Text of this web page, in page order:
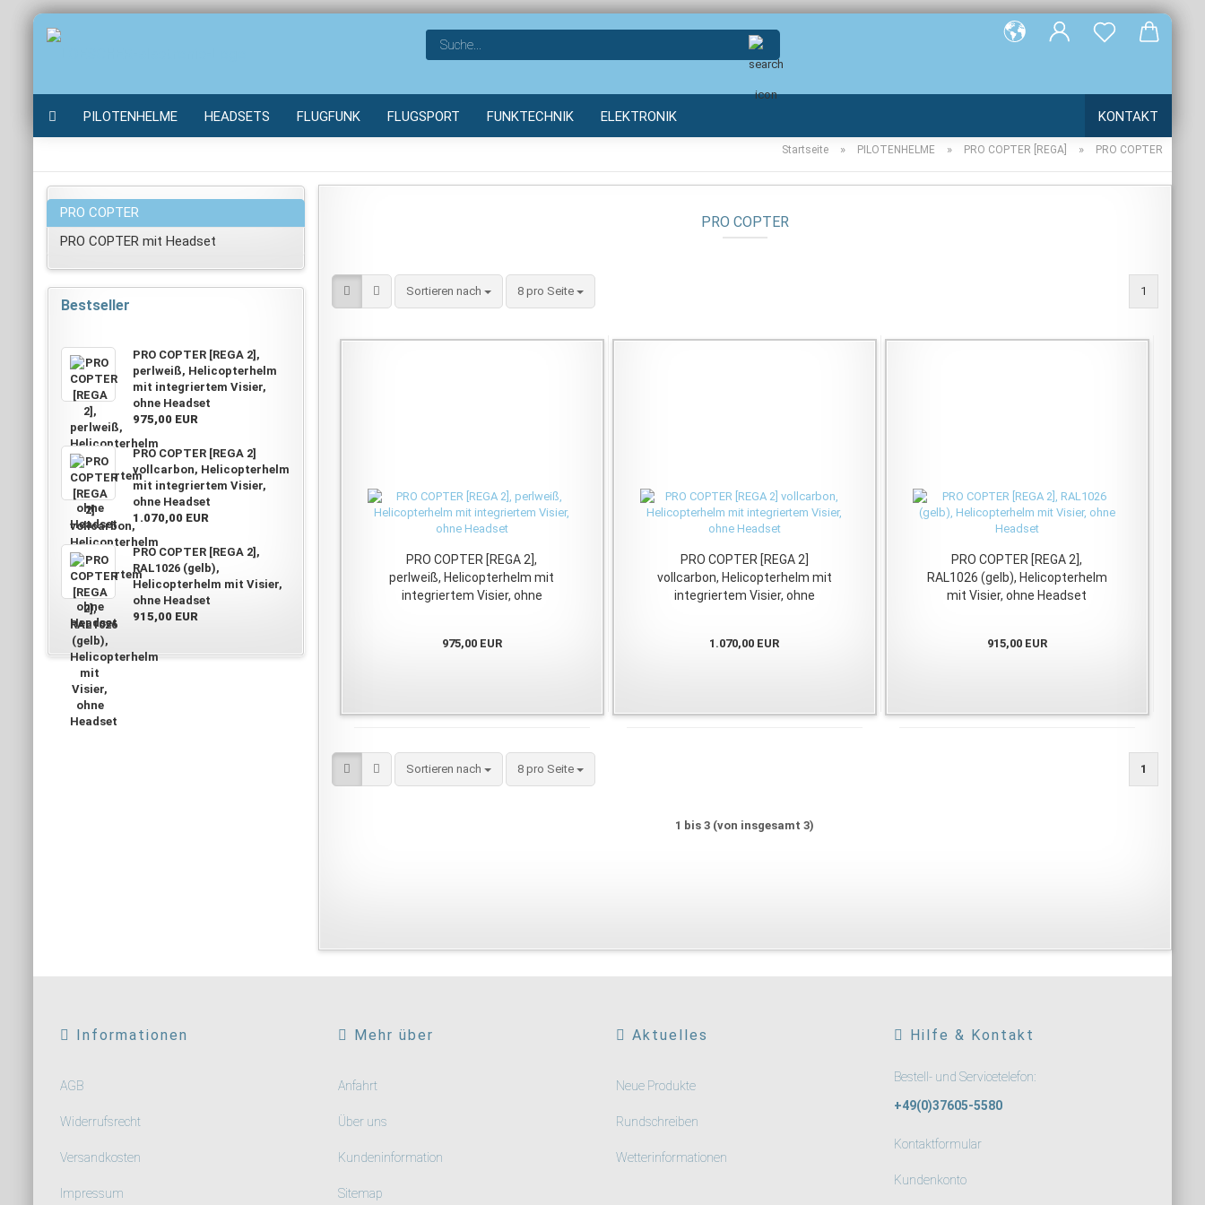
Suche...
PILOTENHELME HEADSETS FLUGFUNK FLUGSPORT FUNKTECHNIK ELEKTRONIK KONTAKT
Startseite » PILOTENHELME » PRO COPTER [REGA] » PRO COPTER
PRO COPTER
Sortieren nach
Sortieren nach 8 pro Seite
pro Seite 1
PRO COPTER [REGA 2],
perlweiß, Helicopterhelm mit
integriertem Visier, ohne
975,00 EUR
PRO COPTER [REGA 2]
vollcarbon, Helicopterhelm mit
integriertem Visier, ohne
1.070,00 EUR
PRO COPTER [REGA 2],
RAL1026 (gelb), Helicopterhelm
mit Visier, ohne Headset
915,00 EUR
Sortieren nach
Sortieren nach 8 pro Seite
pro Seite 1
1 bis3 (von insgesamt3)
PRO COPTER
PRO COPTER mit Headset
Bestseller
PRO COPTER [REGA 2],
perlweiß, Helicopterhelm
mit integriertem Visier,
ohne Headset
975,00 EUR
PRO COPTER [REGA 2]
vollcarbon, Helicopterhelm
mit integriertem Visier,
ohne Headset
1.070,00 EUR
PRO COPTER [REGA 2],
RAL1026 (gelb),
Helicopterhelm mit Visier,
ohne Headset
915,00 EUR
Informationen
AGB
Widerrufsrecht
Versandkosten
Impressum
Mehr über
Anfahrt
Über uns
Kundeninformation
Sitemap
Aktuelles
Neue Produkte
Rundschreiben
Wetterinformationen
Hilfe & Kontakt
Bestell- und Servicetelefon:
+49(0)37605-5580
Kontaktformular
Kundenkonto